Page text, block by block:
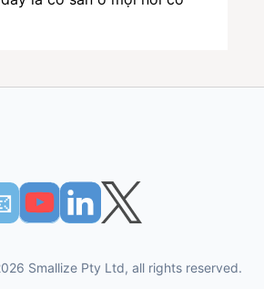
Smallize Pty Ltd, all rights reserved.